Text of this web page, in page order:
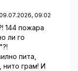
09:02
144 пожара
ли го
пита,
нито грам! И